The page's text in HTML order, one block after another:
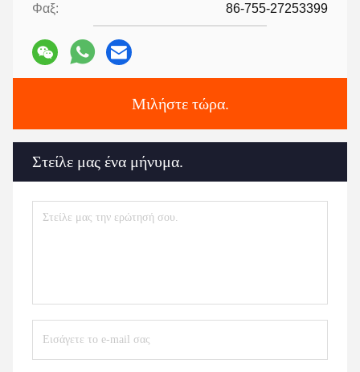
Φαξ: 86-755-27253399
Μιλήστε τώρα.
Στείλε μας ένα μήνυμα.